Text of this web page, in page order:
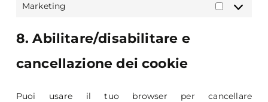
Marketing
Marketing
8. Abilitare/disabilitare e
cancellazione dei cookie
Puoi usare il tuo browser per cancellare